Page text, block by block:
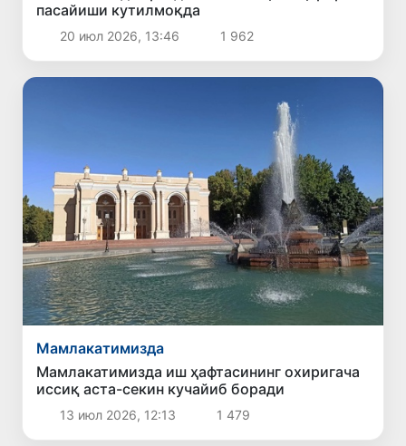
пасайиши кутилмоқда
20 июл 2026, 13:46 1 962
Мамлакатимизда
Мамлакатимизда иш ҳафтасининг охиригача
иссиқ аста-секин кучайиб боради
13 июл 2026, 12:13 1 479